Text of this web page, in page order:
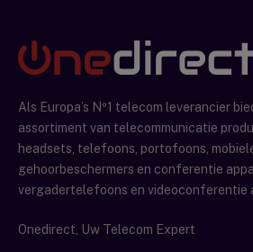
Als Europa’s Nº1 telecom leverancier
assortiment van telecommunicatie
headsets, telefoons, portofoons,
gehoorbeschermers en conferentie
vergadertelefoons en videoconferentie
Onedirect, Uw Telecom Expert